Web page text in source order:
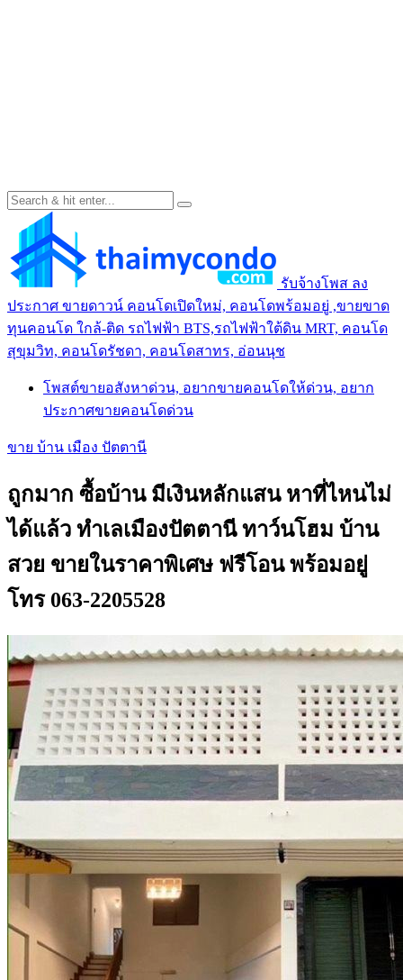
รับจ้างโพส ลง
ประกาศ ขายดาวน์ คอนโดเปิดใหม่, คอนโดพร้อมอยู่ ,ขายขาด
ทุนคอนโด ใกล้-ติด รถไฟฟ้า BTS,รถไฟฟ้าใต้ดิน MRT, คอนโด
สุขุมวิท, คอนโดรัชดา, คอนโดสาทร, อ่อนนุช
โพสต์ขายอสังหาด่วน, อยากขายคอนโดให้ด่วน, อยาก
ประกาศขายคอนโดด่วน
ขาย บ้าน เมือง ปัตตานี
ถูกมาก ซื้อบ้าน มีเงินหลักแสน หาที่ไหนไม่
ได้แล้ว ทำเลเมืองปัตตานี ทาว์นโฮม บ้าน
สวย ขายในราคาพิเศษ ฟรีโอน พร้อมอยู่
โทร 063-2205528